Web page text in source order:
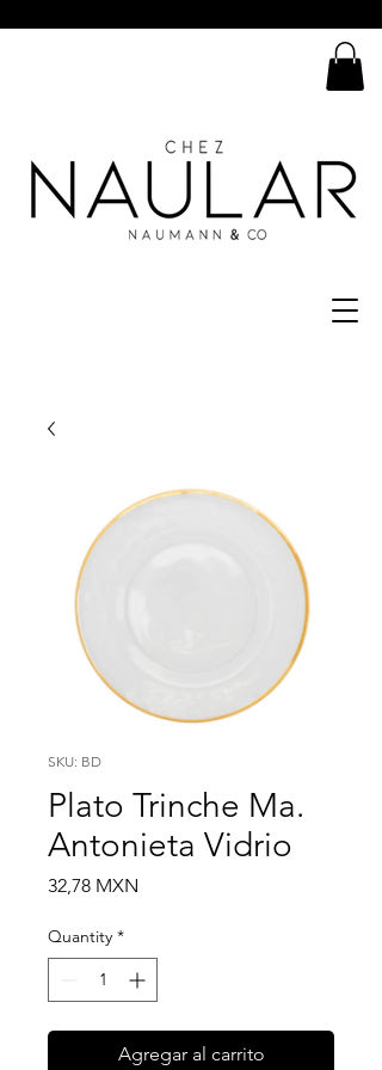
SKU: BD
Plato Trinche Ma.
Antonieta Vidrio
32,78 MXN
Quantity *
Agregar al carrito